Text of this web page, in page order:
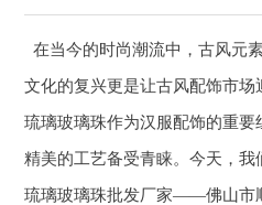
在当今的时尚潮流中，古风元
文化的复兴更是让古风配饰市
琉璃玻璃珠作为汉服配饰的重
精美的工艺备受青睐。今天，
琉璃玻璃珠批发厂家——佛山市